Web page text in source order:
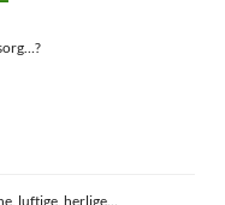
luftige, herlige…